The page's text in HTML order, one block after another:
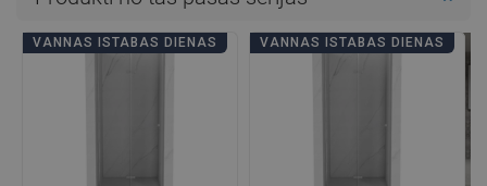
VANNAS ISTABAS DIENAS VANNAS ISTABAS DIENAS